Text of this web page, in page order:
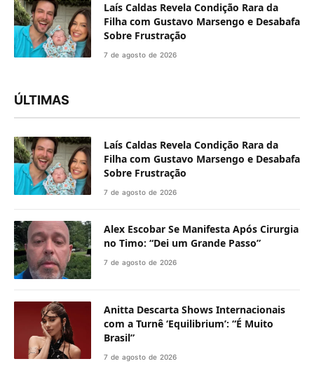
Laís Caldas Revela Condição Rara da
Filha com Gustavo Marsengo e Desabafa
Sobre Frustração
7 de agosto de 2026
ÚLTIMAS
Laís Caldas Revela Condição Rara da
Filha com Gustavo Marsengo e Desabafa
Sobre Frustração
7 de agosto de 2026
Alex Escobar Se Manifesta Após Cirurgia
no Timo: “Dei um Grande Passo”
7 de agosto de 2026
Anitta Descarta Shows Internacionais
com a Turnê ‘Equilibrium’: “É Muito
Brasil”
7 de agosto de 2026